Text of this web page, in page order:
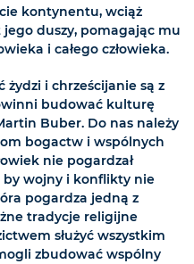
kontynentu, wciąż
duszy, pomagając mu
i całego człowieka.
żydzi i chrześcijanie są z
budować kulturę
Buber. Do nas należy
bogactw i wspólnych
nie pogardzał
by wojny i konflikty nie
pogardza jedną z
tradycje religijne
służyć wszystkim
zbudować wspólny